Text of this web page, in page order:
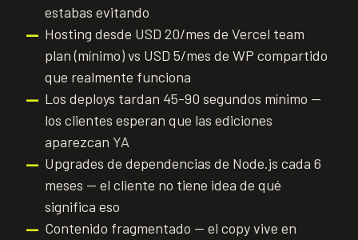
estabas evitando
— Hosting desde USD 20/mes de Vercel team
plan (mínimo) vs USD 5/mes de WP compartido
que realmente funciona
— Los deploys tardan 45-90 segundos mínimo —
los clientes esperan que las ediciones
aparezcan YA
— Upgrades de dependencias de Node.js cada 6
meses — el cliente no tiene idea de qué
significa eso
— Contenido fragmentado — el copy vive en